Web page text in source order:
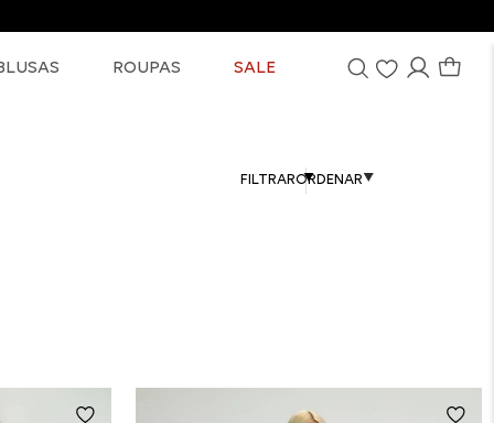
ROUPAS SALE
FILTRAR